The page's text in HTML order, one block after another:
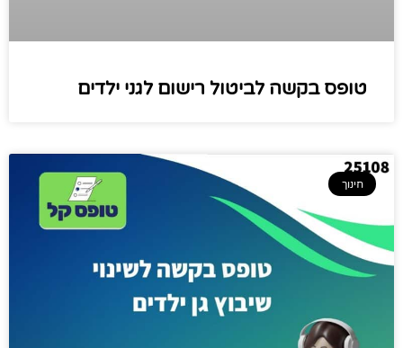
טופס בקשה לביטול רישום לגני ילדים
חינוך